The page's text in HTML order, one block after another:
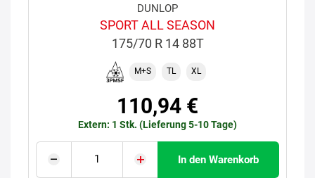
DUNLOP
SPORT ALL SEASON
175/70 R 14 88T
M+S TL XL
110,94 €
Extern: 1 Stk. (Lieferung 5-10 Tage)
In den Warenkorb